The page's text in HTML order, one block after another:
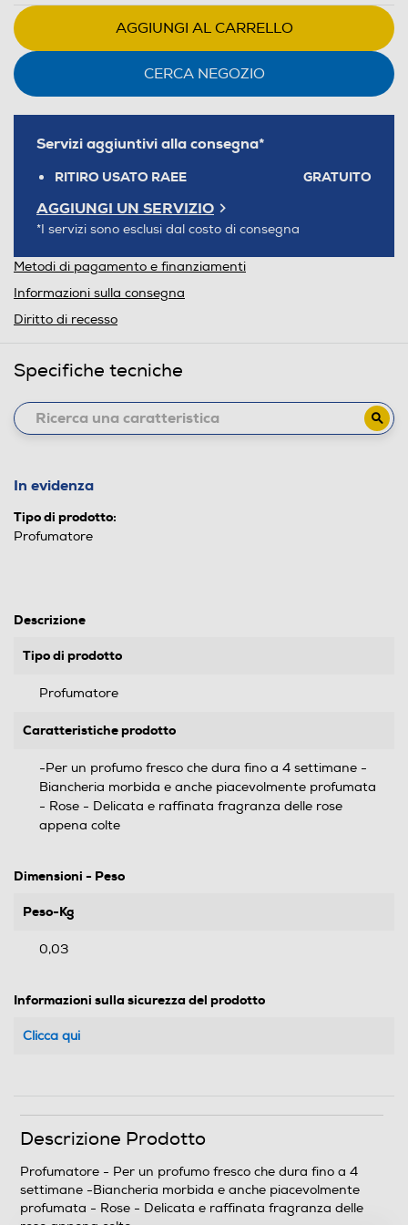
AGGIUNGI AL CARRELLO
CERCA NEGOZIO
Servizi aggiuntivi alla consegna*
RITIRO USATO RAEE GRATUITO
AGGIUNGI UN SERVIZIO
*I servizi sono esclusi dal costo di consegna
Metodi di pagamento e finanziamenti
Informazioni sulla consegna
Diritto di recesso
Specifiche tecniche
In evidenza
Tipo di prodotto:
Profumatore
Descrizione
Tipo di prodotto
Profumatore
Caratteristiche prodotto
-Per un profumo fresco che dura fino a 4 settimane -
Biancheria morbida e anche piacevolmente profumata
- Rose - Delicata e raffinata fragranza delle rose
appena colte
Dimensioni - Peso
Peso-Kg
0,03
Informazioni sulla sicurezza del prodotto
Clicca qui
Descrizione Prodotto
Profumatore - Per un profumo fresco che dura fino a 4
settimane -Biancheria morbida e anche piacevolmente
profumata - Rose - Delicata e raffinata fragranza delle